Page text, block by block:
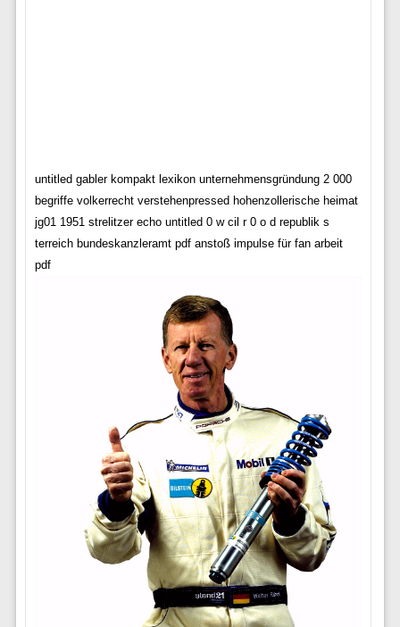
untitled gabler kompakt lexikon unternehmensgründung 2 000
begriffe volkerrecht verstehenpressed hohenzollerische heimat
jg01 1951 strelitzer echo untitled 0 w cil r 0 o d republik s
terreich bundeskanzleramt pdf anstoß impulse für fan arbeit
pdf